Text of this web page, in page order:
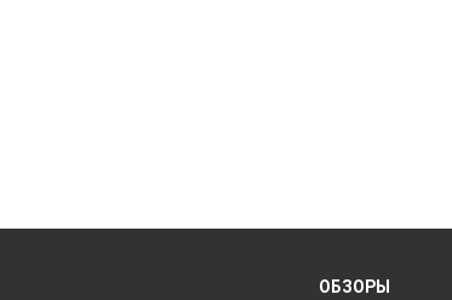
ОБЗОРЫ